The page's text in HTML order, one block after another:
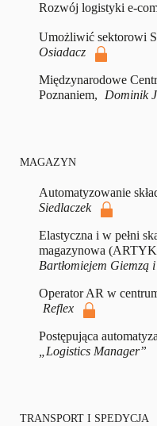
Rozwój logistyki e-
Umożliwić sektorowi
Osiadacz
Międzynarodowe
Poznaniem,
Dominik
MAGAZYN
Automatyzowanie
Siedlaczek
Elastyczna i w pełni
magazynowa
Bartłomiejem Giemzą
Operator AR w
Reflex
Postępująca
„Logistics Manager”
TRANSPORT I SPEDYCJA